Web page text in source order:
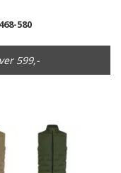
580
599,-